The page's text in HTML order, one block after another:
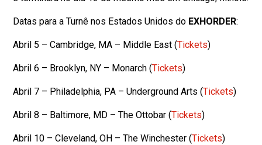
Datas para a Turnê nos Estados Unidos do EXHORDER:
Abril 5 – Cambridge, MA – Middle East (Tickets)
Abril 6 – Brooklyn, NY – Monarch (Tickets)
Abril 7 – Philadelphia, PA – Underground Arts (Tickets)
Abril 8 – Baltimore, MD – The Ottobar (Tickets)
Abril 10 – Cleveland, OH – The Winchester (Tickets)